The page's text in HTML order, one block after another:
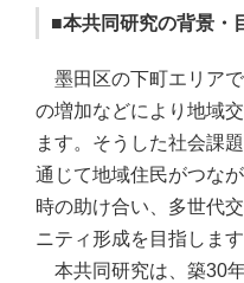
■本共同研究の背景・
墨田区の下町エリア
の増加などにより地域
ます。そうした社会課
通じて地域住民がつな
時の助け合い、多世代
ニティ形成を目指します
本共同研究は、築30